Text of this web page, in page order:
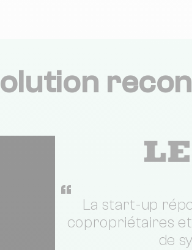
“
La start-up
copropriétaires
de